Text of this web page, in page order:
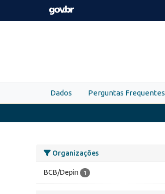
Skip to main content
Dados Perguntas Frequentes
Organizações
BCB/Depin 1